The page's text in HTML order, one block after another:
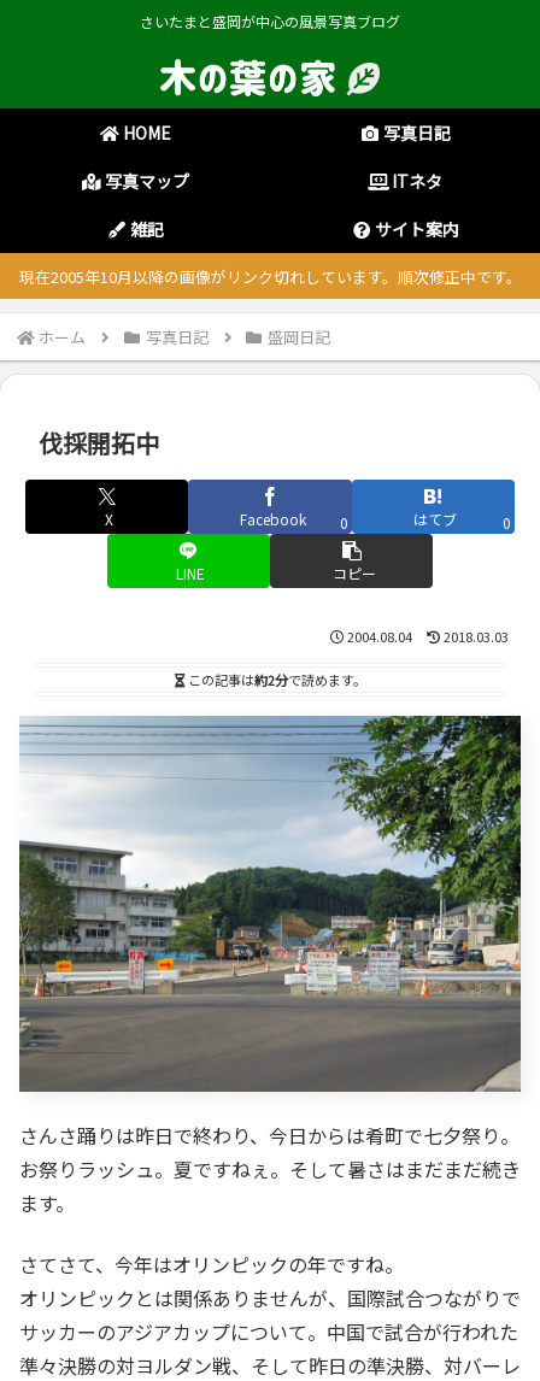
さいたまと盛岡が中心の風景写真ブログ
HOME
写真日記
写真マップ
ITネタ
雑記
サイト案内
現在2005年10月以降の画像がリンク切れしています。順次修正中です。
ホーム 写真日記 盛岡日記
伐採開拓中
X Facebook 0 はてブ 0
LINE コピー
2004.08.04 2018.03.03
この記事は約2分で読めます。
さんさ踊りは昨日で終わり、今日からは肴町で七夕祭り。
お祭りラッシュ。夏ですねぇ。そして暑さはまだまだ続き
ます。
さてさて、今年はオリンピックの年ですね。
オリンピックとは関係ありませんが、国際試合つながりで
サッカーのアジアカップについて。中国で試合が行われた
準々決勝の対ヨルダン戦、そして昨日の準決勝、対バーレ